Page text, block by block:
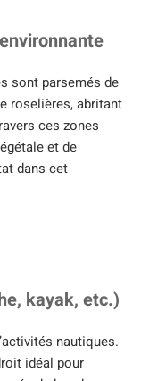
sont parsemés de
roselières, abritant
ces zones
et de
dans cet
kayak, etc.)
nautiques.
idéal pour